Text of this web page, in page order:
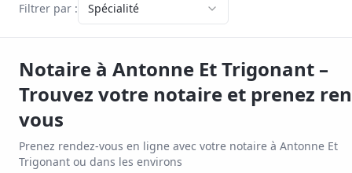
Filtrer par : Spécialité
Notaire à Antonne Et Trigonant –
Trouvez votre notaire et prenez
vous
Prenez rendez-vous en ligne avec votre notaire à Antonne Et
Trigonant ou dans les environs